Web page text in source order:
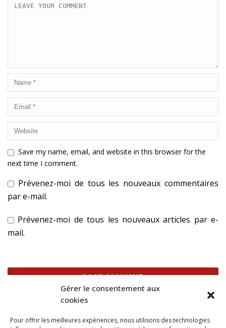
Gérer le consentement aux
cookies
Pour offrir les meilleures expériences, nous utilisons des technologies
Save my name, email, and website in this browser for the
next time I comment.
Prévenez-moi de tous les nouveaux commentaires
par e-mail.
Prévenez-moi de tous les nouveaux articles par e-
mail.